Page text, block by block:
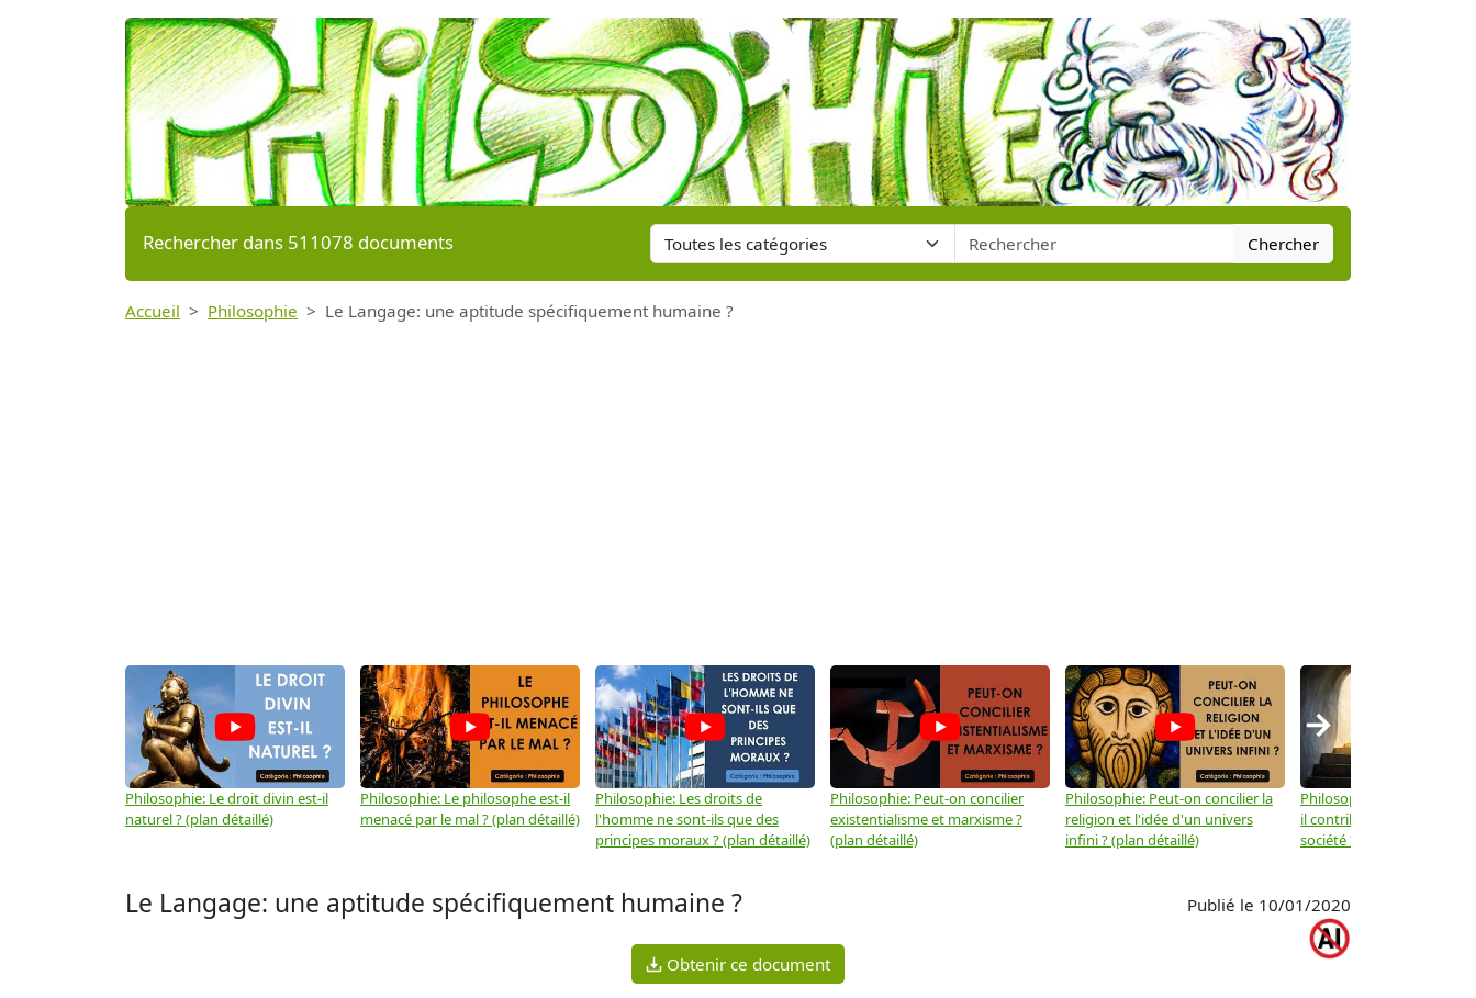
Rechercher dans 511078 documents Chercher
Accueil Philosophie Le Langage: une aptitude spécifiquement humaine ?
Philosophie: Le droit divin est-il
naturel ? (plan détaillé)
Philosophie: Le philosophe est-il
menacé par le mal ? (plan détaillé)
Philosophie: Les droits de
l'homme ne sont-ils que des
principes moraux ? (plan détaillé)
Philosophie: Peut-on concilier
existentialisme et marxisme ?
(plan détaillé)
Philosophie: Peut-on concilier la
religion et l'idée d'un univers
infini ? (plan détaillé)
Philosophie: Le
il contribuer au progrès de
société ? (plan détaillé)
→
Le Langage: une aptitude spécifiquement humaine ? Publié le 10/01/2020
Obtenir ce document